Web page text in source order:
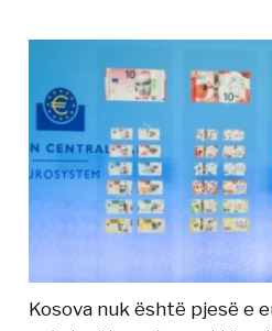
Kosova nuk është pjesë e